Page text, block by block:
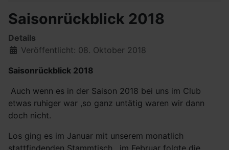
Saisonrückblick 2018
Details
Veröffentlicht: 08. Oktober 2018
Saisonrückblick 2018
Auch wenn es in der Saison 2018 bei uns im Club
etwas ruhiger war ,so ganz untätig waren wir dann
doch nicht.
Los ging es im Januar mit unserem monatlich
stattfindenden Stammtisch , im Februar folgte die